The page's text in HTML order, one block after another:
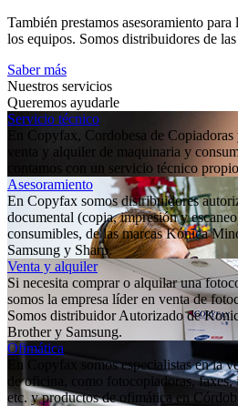
También prestamos asesoramiento
los equipos. Somos distribuidores de
Saber más
Nuestros servicios
Queremos ayudarle
Servicio técnico
En Copyfax, Cordobesa de
venta y alquiler de maquinaria y
contamos con un servicio técnico
Asesoramiento
En Copyfax somos distribuidores
documental (copia, impresión y
consumibles, de las marcas Kónica
Samsung y Sharp.
Venta y alquiler
Si necesita comprar o alquilar una
somos la empresa líder en venta de
Somos distribuidor Autorizado de
Brother y Samsung.
Ofimática
En Copyfax somos especialistas en la
de oficina, como fotocopiadoras,
etc. y productos de ofimática en